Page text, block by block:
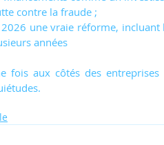
contre la fraude ;
une vraie réforme,
années
fois aux côtés des